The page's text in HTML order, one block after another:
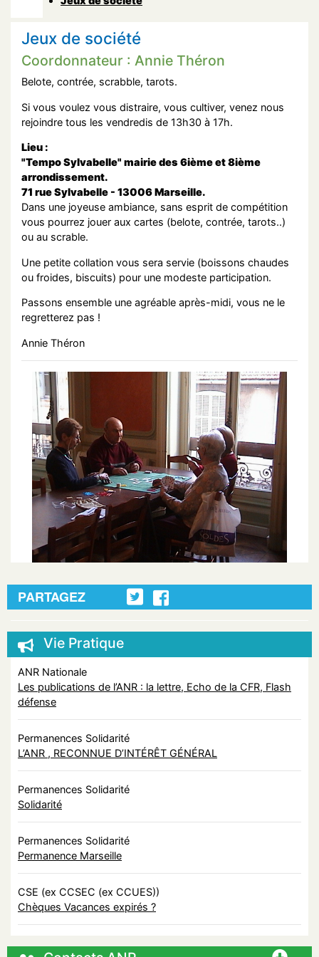
Jeux de société
Coordonnateur : Annie Théron
Belote, contrée, scrabble, tarots.
Si vous voulez vous distraire, vous cultiver, venez nous
rejoindre tous les vendredis de 13h30 à 17h.
Lieu :
"Tempo Sylvabelle" mairie des 6ième et 8ième
arrondissement.
71 rue Sylvabelle - 13006 Marseille.
Dans une joyeuse ambiance, sans esprit de compétition
vous pourrez jouer aux cartes (belote, contrée, tarots..)
ou au scrable.
Une petite collation vous sera servie (boissons chaudes
ou froides, biscuits) pour une modeste participation.
Passons ensemble une agréable après-midi, vous ne le
regretterez pas !
Annie Théron
PARTAGEZ
Vie Pratique
ANR Nationale
Les publications de l’ANR : la lettre, Echo de la CFR, Flash
défense
Permanences Solidarité
L’ANR , RECONNUE D’INTÉRÊT GÉNÉRAL
Permanences Solidarité
Solidarité
Permanences Solidarité
Permanence Marseille
CSE (ex CCSEC (ex CCUES))
Chèques Vacances expirés ?